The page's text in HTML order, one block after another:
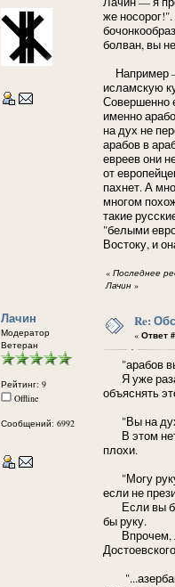
же
болван, вы
Например
исламскую
Совершенно
именно
на дух не
арабов в
евреев они
от
пахнет. А
многом
такие
"белыми
Востоку, и
« Последнее
Лачин »
Лачин
Модератор
Ветеран
Рейтинг: 9
Offline
Сообщений: 6992
Re:
« Ответ
"арабов
Я уже раза
объяснять
"Вы на дух
В этом нет
плохи.
"Могу руку
если не
Если вы
бы руку.
Впрочем,